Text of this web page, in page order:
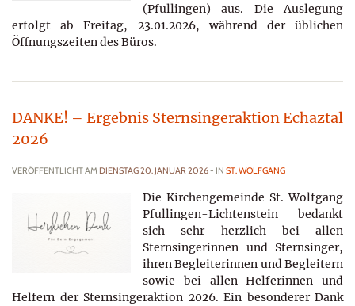
(Pfullingen) aus. Die Auslegung
erfolgt ab Freitag, 23.01.2026, während der üblichen
Öffnungszeiten des Büros.
DANKE! – Ergebnis Sternsingeraktion Echaztal
2026
VERÖFFENTLICHT AM DIENSTAG 20. JANUAR 2026- IN ST. WOLFGANG
Die Kirchengemeinde St. Wolfgang
Pfullingen-Lichtenstein bedankt
sich sehr herzlich bei allen
Sternsingerinnen und Sternsinger,
ihren Begleiterinnen und Begleitern
sowie bei allen Helferinnen und
Helfern der Sternsingeraktion 2026. Ein besonderer Dank